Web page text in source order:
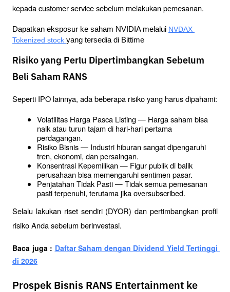
kepada customer service sebelum melakukan pemesanan.
Dapatkan eksposur ke saham NVIDIA melalui NVDAX
Tokenized stock yang tersedia di Bittime
Risiko yang Perlu Dipertimbangkan Sebelum
Beli Saham RANS
Seperti IPO lainnya, ada beberapa risiko yang harus dipahami:
Volatilitas Harga Pasca Listing — Harga saham bisa
naik atau turun tajam di hari-hari pertama
perdagangan.
Risiko Bisnis — Industri hiburan sangat dipengaruhi
tren, ekonomi, dan persaingan.
Konsentrasi Kepemilikan — Figur publik di balik
perusahaan bisa memengaruhi sentimen pasar.
Penjatahan Tidak Pasti — Tidak semua pemesanan
pasti terpenuhi, terutama jika oversubscribed.
Selalu lakukan riset sendiri (DYOR) dan pertimbangkan profil
risiko Anda sebelum berinvestasi.
Baca juga : Daftar Saham dengan Dividend Yield Tertinggi
di 2026
Prospek Bisnis RANS Entertainment ke